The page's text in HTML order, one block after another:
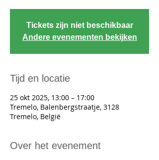
Tickets zijn niet beschikbaar
Andere evenementen bekijken
Tijd en locatie
25 okt 2025, 13:00 – 17:00
Tremelo, Balenbergstraatje, 3128
Tremelo, België
Over het evenement